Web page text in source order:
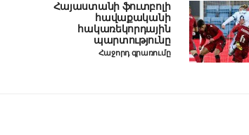
Հայաստանի ֆուտբոլի
հավաքականի
հակառեկորդային
պարտությունը
Հաջորդ գրառումը